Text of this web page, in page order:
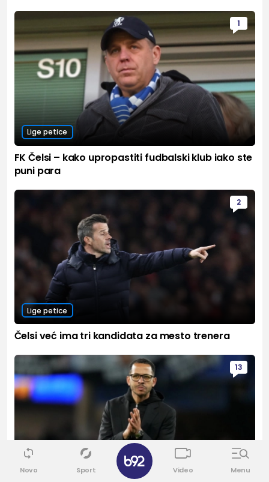
1
Lige petice
FK Čelsi – kako upropastiti fudbalski klub iako ste
puni para
2
Lige petice
Čelsi već ima tri kandidata za mesto trenera
13
Lige petice
Novo Sport Video Menu